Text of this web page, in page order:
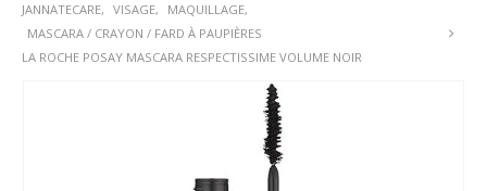
JANNATECARE, VISAGE, MAQUILLAGE,
MASCARA / CRAYON / FARD À PAUPIÈRES
LA ROCHE POSAY MASCARA RESPECTISSIME VOLUME NOIR